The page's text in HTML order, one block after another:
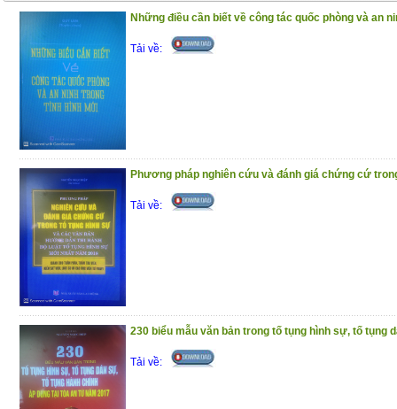
Chương IV: Mối liên hệ giữa tính hợp
Chương IV : Bảo đảm tính hợp pháp và
hành chính;
Chương VI
lý của quyết định hành chính trong giai
Trân trọng giới thiệu đến bạn đọc !
(25/11/2020)
Những điều cần biết về công tác quốc phòng và an
Tải về:
Phương pháp nghiên cứu và đánh giá chứng cứ
Tải về:
230 biểu mẫu văn bản trong tố tụng hình sự, tố tụng
Tải về: